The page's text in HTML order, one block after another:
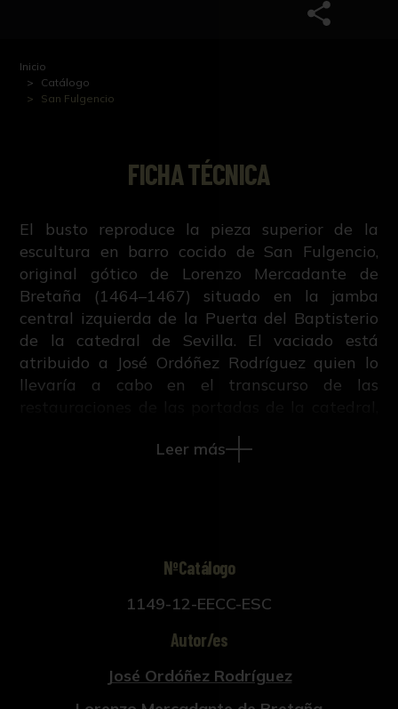
Inicio
Catálogo
San Fulgencio
FICHA TÉCNICA
El busto reproduce la pieza superior de la
escultura en barro cocido de San Fulgencio,
original gótico de Lorenzo Mercadante de
Bretaña (1464–1467) situado en la jamba
central izquierda de la Puerta del Baptisterio
de la catedral de Sevilla. El vaciado está
atribuido a José Ordóñez Rodríguez quien lo
llevaría a cabo en el transcurso de las
Concha Alcaide y sufragadas por don Tomás
volteos de yeso de igual calidad, perceptibles
en el perfil inferior, y está reforzada
internamente con una arpillera. La elaboración
de los moldes implicó el desmontaje total o
parcial de la figura de San Fulgencio y recogió
las huellas del modelado gótico de la espalda.
Leer más
NºCatálogo
1149-12-EECC-ESC
Autor/es
José Ordóñez Rodríguez